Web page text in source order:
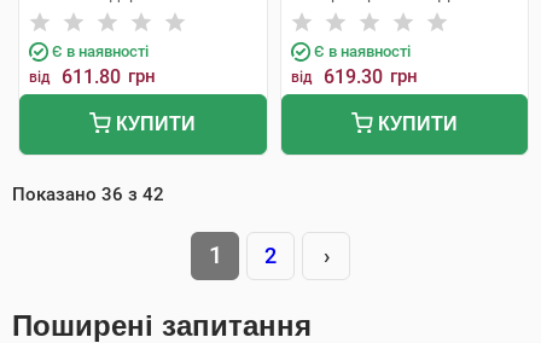
Є в наявності
від 611.80 грн
КУПИТИ
Еспанія
Є в наявності
від 619.30 грн
КУПИТИ
Показано 36 з 42
1 2 ›
Поширені запитання